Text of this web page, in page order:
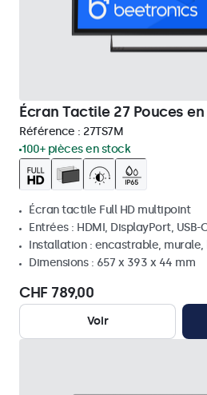
Écran Tactile 27 Pouces
Référence : 27TS7M
100+ pièces en stock
Écran tactile Full HD multipoint
Entrées : HDMI, DisplayPort, USB-
Installation : encastrable, murale,
Dimensions : 657 x 393 x 44 mm
CHF 789,00
Voir